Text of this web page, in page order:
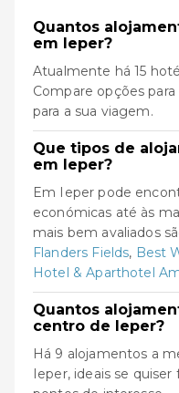
Quantos
em Ieper?
Atualmente há 15
Compare opções
para a sua viagem.
Que tipos de
em Ieper?
Em Ieper pode
económicas até às
mais bem avaliados
Flanders Fields, Best
Hotel & Aparthotel
Quantos
centro de Ieper?
Há 9 alojamentos a
Ieper, ideais se